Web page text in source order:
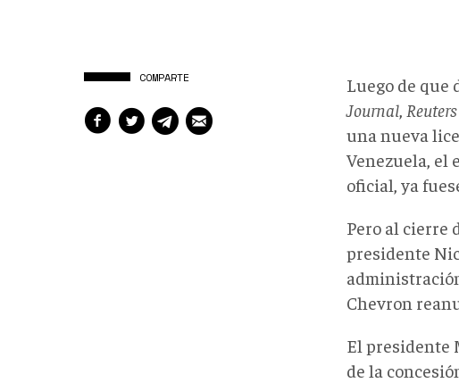
COMPARTE Luego de
Journal, Reuters
una nueva
Venezuela, el
oficial, ya
Pero al cierre
presidente
Chevron
El presidente
de la